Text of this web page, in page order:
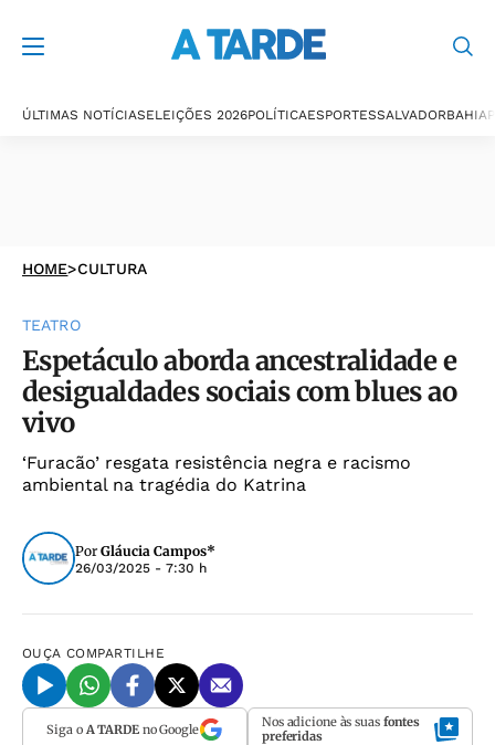
ÚLTIMAS NOTÍCIASELEIÇÕES 2026POLÍTICAESPORTESSALVADORBAHIA
HOME>CULTURA
TEATRO
Espetáculo aborda ancestralidade e
desigualdades sociais com blues ao
vivo
‘Furacão’ resgata resistência negra e racismo
ambiental na tragédia do Katrina
Por Gláucia Campos*
26/03/2025 - 7:30 h
OUÇA COMPARTILHE
Siga o A TARDEno Google Nos adicione às suas fontes
preferidas